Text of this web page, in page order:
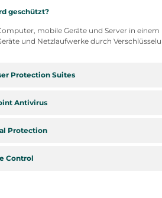
geschützt?
mobile Geräte und Server in
und Netzlaufwerke durch
Protection Suites
Antivirus
Protection
Control